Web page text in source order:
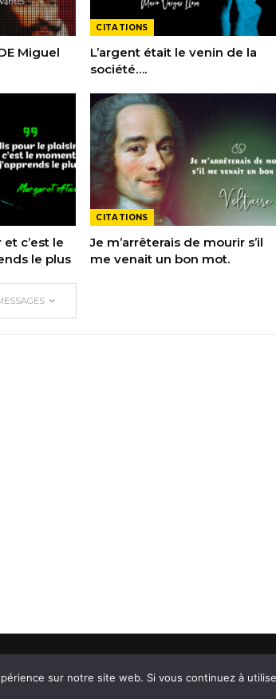
Miguel
CITATIONS
L’argent était le venin de la
société….
c’est le
le plus
CITATIONS
Je m’arrêterais de mourir s’il
me venait un bon mot.
sur notre site web. Si vous continuez à